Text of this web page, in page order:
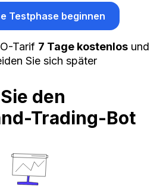
Testphase beginnen
Tarif 7 Tage kostenlos und
Sie sich später
den
Trading-Bot